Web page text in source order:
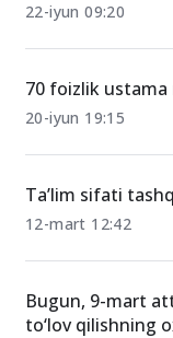
22-iyun 09:20
70 foizlik
20-iyun 19:15
Ta’lim sifati
12-mart 12:42
Bugun, 9-mart
to‘lov qilishning